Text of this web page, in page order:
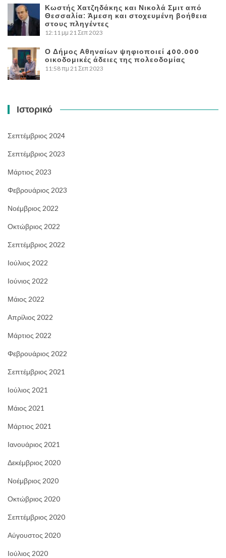
Κωστής Χατζηδάκης και Νικολά Σμιτ από
Θεσσαλία: Άμεση και στοχευμένη βοήθεια
στους πληγέντες
12:11 μμ 21 Σεπ 2023
Ο Δήμος Αθηναίων ψηφιοποιεί 400.000
οικοδομικές άδειες της πολεοδομίας
11:58 πμ 21 Σεπ 2023
Ιστορικό
Σεπτέμβριος 2024
Σεπτέμβριος 2023
Μάρτιος 2023
Φεβρουάριος 2023
Νοέμβριος 2022
Οκτώβριος 2022
Σεπτέμβριος 2022
Ιούλιος 2022
Ιούνιος 2022
Μάιος 2022
Απρίλιος 2022
Μάρτιος 2022
Φεβρουάριος 2022
Σεπτέμβριος 2021
Ιούλιος 2021
Μάιος 2021
Μάρτιος 2021
Ιανουάριος 2021
Δεκέμβριος 2020
Νοέμβριος 2020
Οκτώβριος 2020
Σεπτέμβριος 2020
Αύγουστος 2020
Ιούλιος 2020